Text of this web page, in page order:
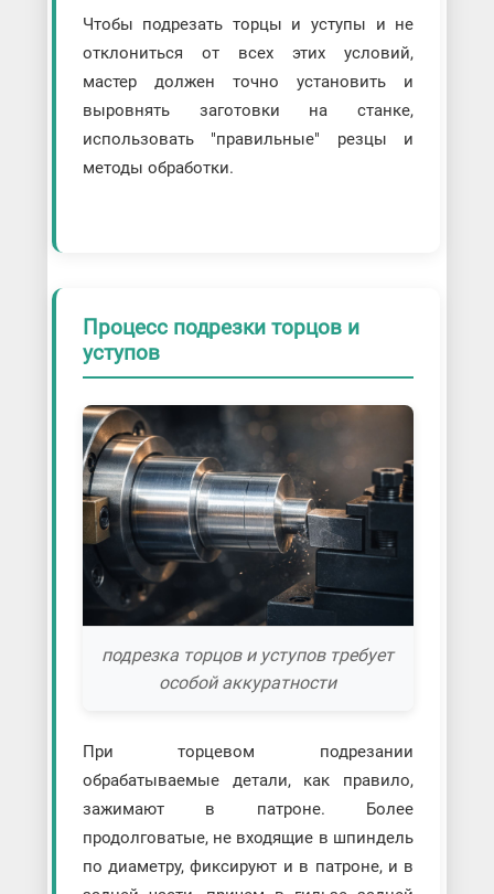
Чтобы подрезать торцы и уступы и не
отклониться от всех этих условий,
мастер должен точно установить и
выровнять заготовки на станке,
использовать "правильные" резцы и
методы обработки.
Процесс подрезки торцов и
уступов
подрезка торцов и уступов требует
особой аккуратности
При торцевом подрезании
обрабатываемые детали, как правило,
зажимают в патроне. Более
продолговатые, не входящие в шпиндель
по диаметру, фиксируют и в патроне, и в